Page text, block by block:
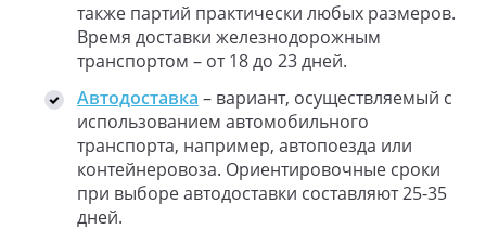
также партий практически любых размеров.
Время доставки железнодорожным
транспортом – от 18 до 23 дней.
Автодоставка – вариант, осуществляемый с
использованием автомобильного
транспорта, например, автопоезда или
контейнеровоза. Ориентировочные сроки
при выборе автодоставки составляют 25-35
дней.